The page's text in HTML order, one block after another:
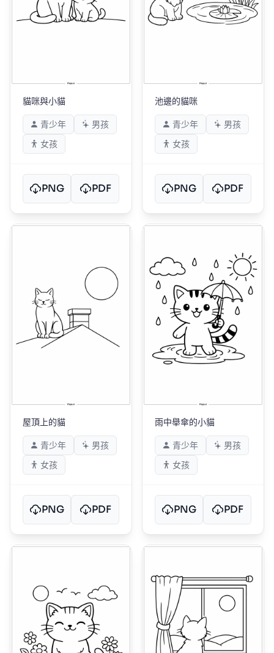
貓咪與小貓
青少年
男孩
女孩
PNG PDF
池邊的貓咪
青少年
男孩
女孩
PNG PDF
屋頂上的貓
青少年
男孩
女孩
PNG PDF
雨中舉傘的小貓
青少年
男孩
女孩
PNG PDF